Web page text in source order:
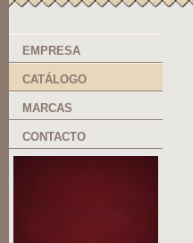
EMPRESA
CATÁLOGO
MARCAS
CONTACTO